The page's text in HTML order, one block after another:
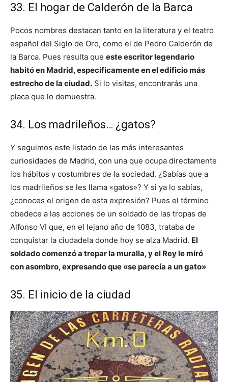
33. El hogar de Calderón de la Barca
Pocos nombres destacan tanto en la literatura y el teatro
español del Siglo de Oro, como el de Pedro Calderón de
la Barca. Pues resulta que este escritor legendario
habitó en Madrid, específicamente en el edificio más
estrecho de la ciudad. Si lo visitas, encontrarás una
placa que lo demuestra.
34. Los madrileños… ¿gatos?
Y seguimos este listado de las más interesantes
curiosidades de Madrid, con una que ocupa directamente
los hábitos y costumbres de la sociedad. ¿Sabías que a
los madrileños se les llama «gatos»? Y si ya lo sabías,
¿conoces el origen de esta expresión? Pues el término
obedece a las acciones de un soldado de las tropas de
Alfonso VI que, en el lejano año de 1083, trataba de
conquistar la ciudadela donde hoy se alza Madrid. El
soldado comenzó a trepar la muralla, y el Rey le miró
con asombro, expresando que «se parecía a un gato»
35. El inicio de la ciudad